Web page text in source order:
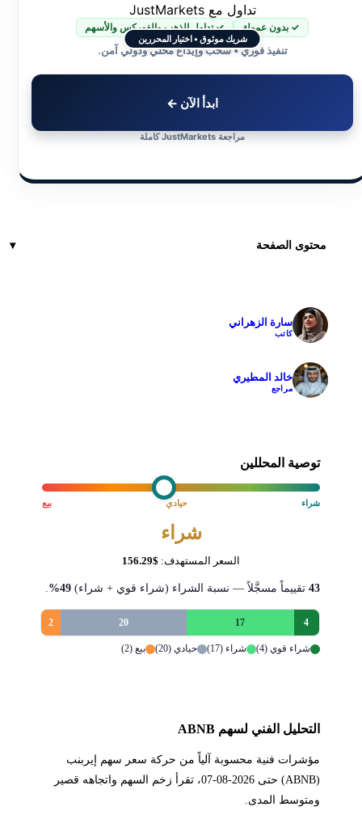
شريك موثوق • اختيار المحررين
تداول مع JustMarkets
✓ بدون عمولة ✓ تداول الذهب والفوركس والأسهم
تنفيذ فوري • سحب وإيداع محلي ودولي آمن.
ابدأ الآن ←
مراجعة JustMarkets كاملة
محتوى الصفحة
سارة الزهراني
كاتب
خالد المطيري
مراجع
توصية المحللين
بيع حيادي شراء
شراء
السعر المستهدف: $156.29
43تقييماً مسجَّلاً — نسبة الشراء (شراء قوي + شراء) 49%
.
4
17
20
2
شراء قوي (4) شراء (17) حيادي (20) بيع (2)
التحليل الفني لسهم ABNB
مؤشرات فنية محسوبة آلياً من حركة سعر سهم إيربنب
(ABNB) حتى 2026-08-07، تقرأ زخم السهم واتجاهه قصير
ومتوسط المدى.